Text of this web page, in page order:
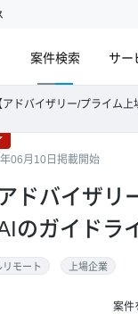
案件検索 サー
アドバイザリー/プライム上場企業】大手製造業・技術
06月10日掲載開始
アドバイザ
のガイドラ
リモート 上場企業
案件